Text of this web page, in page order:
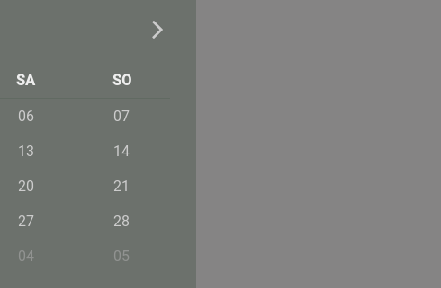
SA SO
06 07
13 14
20 21
27 28
04 05